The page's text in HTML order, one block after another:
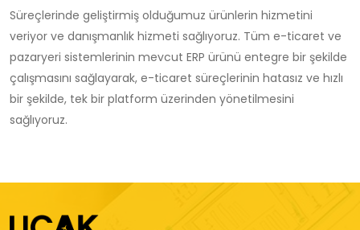
Süreçlerinde geliştirmiş olduğumuz ürünlerin hizmetini
veriyor ve danışmanlık hizmeti sağlıyoruz. Tüm e-ticaret ve
pazaryeri sistemlerinin mevcut ERP ürünü entegre bir şekilde
çalışmasını sağlayarak, e-ticaret süreçlerinin hatasız ve hızlı
bir şekilde, tek bir platform üzerinden yönetilmesini
sağlıyoruz.